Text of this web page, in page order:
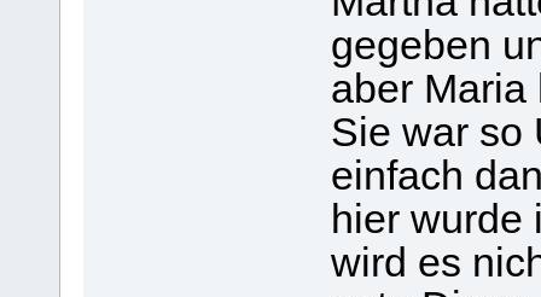
gegeben
aber Maria
Sie war so
einfach
hier wurde
wird es